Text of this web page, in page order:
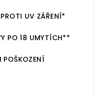
UV ZÁŘENÍ*
PO 18 UMYTÍCH**